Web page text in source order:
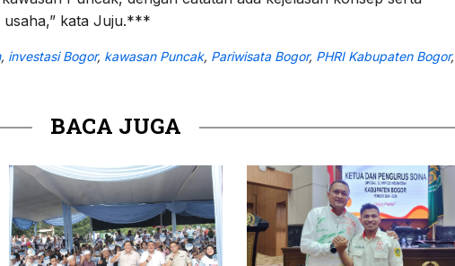
usaha,” kata Juju.***
, investasi Bogor, kawasan Puncak, Pariwisata Bogor, PHRI Kabupaten Bogor,
BACA JUGA